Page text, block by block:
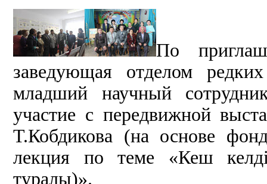
По
заведующая отделом
младший научный
участие с передвижной
Т.Кобдикова (на основе
лекция по теме «Кеш
туралы)».